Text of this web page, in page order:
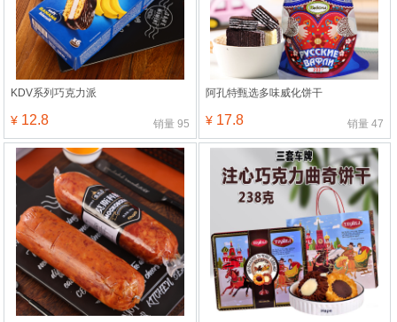
KDV系列巧克力派
¥ 12.8 销量 95
阿孔特甄选多味威化饼干
¥17.8 销量 47